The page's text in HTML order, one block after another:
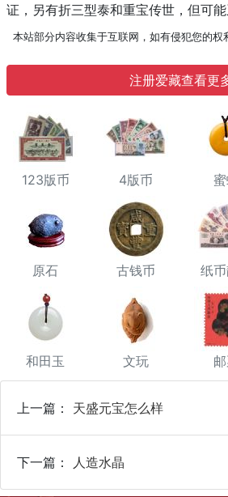
证，另有折三型泰和重宝传世，但可能
本站部分内容收集于互联网，如有侵犯您的权
注册爱藏查看更
123版币 4版币
原石 古钱币 纸
和田玉 文玩
上一篇： 天盛元宝怎么样
下一篇： 人造水晶